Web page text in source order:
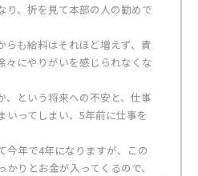
り、折を見て本部の人の勧めで
らも給料はそれほど増えず、責
々にやりがいを感じられなくな
、という将来への不安と、仕事
いってしまい、5年前に仕事を
今年で4年になりますが、この
りとお金が入ってくるので、